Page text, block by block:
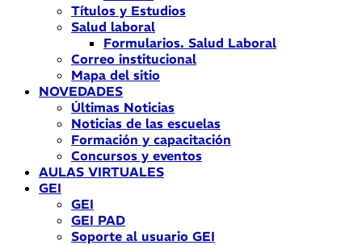
Títulos y Estudios
Salud laboral
Formularios. Salud Laboral
Correo institucional
Mapa del sitio
NOVEDADES
Últimas Noticias
Noticias de las escuelas
Formación y capacitación
Concursos y eventos
AULAS VIRTUALES
GEI
GEI
GEI PAD
Soporte al usuario GEI